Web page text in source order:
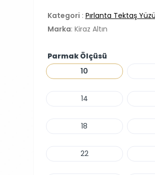
Kategori : Pırlanta Tektaş
Marka: Kiraz Altın
Parmak Ölçüsü
10
14
18
22